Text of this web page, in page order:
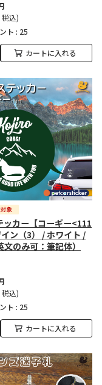
込)
ト : 25
カートに入れる
ッカー【コーギー<111
ン（3） / ホワイト /
のみ可：筆記体）
込)
ト : 25
カートに入れる